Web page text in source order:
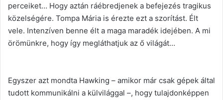
perceiket… Hogy aztán ráébredjenek a befejezés tragikus
közelségére. Tompa Mária is érezte ezt a szorítást. Élt
vele. Intenzíven benne élt a maga maradék idejében. A mi
örömünkre, hogy így megláthatjuk az ő világát…
Egyszer azt mondta Hawking – amikor már csak gépek által
tudott kommunikálni a külvilággal –, hogy tulajdonképpen